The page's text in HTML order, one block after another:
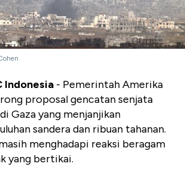
Indonesia - Pemerintah Amerika
proposal gencatan senjata
Gaza yang menjanjikan
sandera dan ribuan tahanan.
menghadapi reaksi beragam
yang bertikai.